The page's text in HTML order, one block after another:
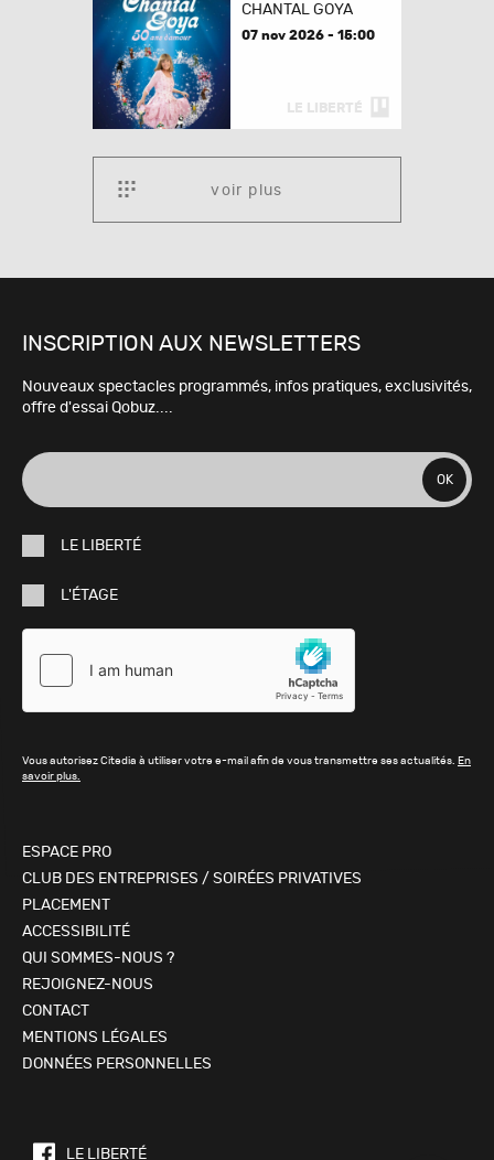
CHANTAL GOYA
07 nov 2026 - 15:00
LE LIBERTÉ
voir plus
INSCRIPTION AUX NEWSLETTERS
Nouveaux spectacles programmés, infos pratiques, exclusivités,
offre d'essai Qobuz....
mail
OK
LE LIBERTÉ
L'ÉTAGE
Vous autorisez Citedia à utiliser votre e-mail afin de vous transmettre ses actualités. En
savoir plus.
ESPACE PRO
CLUB DES ENTREPRISES / SOIRÉES PRIVATIVES
PLACEMENT
ACCESSIBILITÉ
QUI SOMMES-NOUS ?
REJOIGNEZ-NOUS
CONTACT
MENTIONS LÉGALES
DONNÉES PERSONNELLES
LE LIBERTÉ